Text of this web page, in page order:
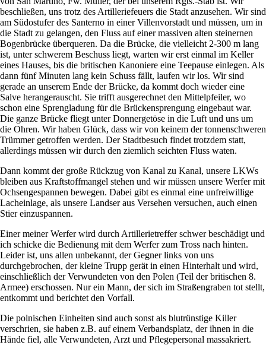
beschließen, uns trotz des Artilleriefeuers die Stadt anzusehen. Wir sind
am Südostufer des Santerno in einer Villenvorstadt und müssen, um in
die Stadt zu gelangen, den Fluss auf einer massiven alten steinernen
Bogenbrücke überqueren. Da die Brücke, die vielleicht 2-300 m lang
ist, unter schwerem Beschuss liegt, warten wir erst einmal im Keller
eines Hauses, bis die britischen Kanoniere eine Teepause einlegen. Als
dann fünf Minuten lang kein Schuss fällt, laufen wir los. Wir sind
gerade an unserem Ende der Brücke, da kommt doch wieder eine
Salve herangerauscht. Sie trifft ausgerechnet den Mittelpfeiler, wo
schon eine Sprengladung für die Brückensprengung eingebaut war.
Die ganze Brücke fliegt unter Donnergetöse in die Luft und uns um
die Ohren. Wir haben Glück, dass wir von keinem der tonnenschweren
Trümmer getroffen werden. Der Stadtbesuch findet trotzdem statt,
allerdings müssen wir durch den ziemlich seichten Fluss waten.
Dann kommt der große Rückzug von Kanal zu Kanal, unsere LKWs
bleiben aus Kraftstoffmangel stehen und wir müssen unsere Werfer mit
Ochsengespannen bewegen. Dabei gibt es einmal eine unfreiwillige
Lacheinlage, als unsere Landser aus Versehen versuchen, auch einen
Stier einzuspannen.
Einer meiner Werfer wird durch Artillerietreffer schwer beschädigt und
ich schicke die Bedienung mit dem Werfer zum Tross nach hinten.
Leider ist, uns allen unbekannt, der Gegner links von uns
durchgebrochen, der kleine Trupp gerät in einen Hinterhalt und wird,
einschließlich der Verwundeten von den Polen (Teil der britischen 8.
Armee) erschossen. Nur ein Mann, der sich im Straßengraben tot stellt,
entkommt und berichtet den Vorfall.
Die polnischen Einheiten sind auch sonst als blutrünstige Killer
verschrien, sie haben z.B. auf einem Verbandsplatz, der ihnen in die
Hände fiel, alle Verwundeten, Arzt und Pflegepersonal massakriert.